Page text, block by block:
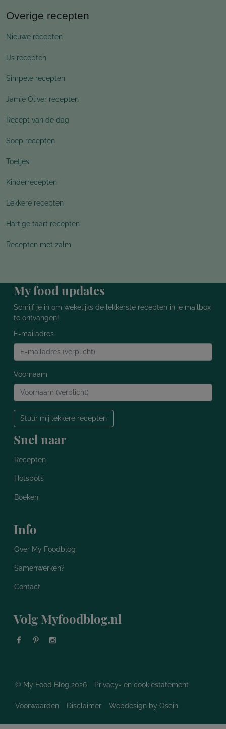
Overige recepten
Nieuwe recepten
IJs recepten
Simpele recepten
Jamie Oliver recepten
Recept van de dag
Soep recepten
Toetjes
Kinderrecepten
Lekkere recepten
Hartige taart recepten
Recepten met zalm
My food updates
Schrijf je in om wekelijks de lekkerste recepten in je mailbox
te ontvangen!
E-mailadres
Voornaam
Stuur mij lekkere recepten
Snel naar
Recepten
Hotspots
Boeken
Info
Over My Foodblog
Samenwerken?
Contact
Volg Myfoodblog.nl
© My Food Blog 2026 Privacy- en cookiestatement
Voorwaarden Disclaimer Webdesign by Oscin